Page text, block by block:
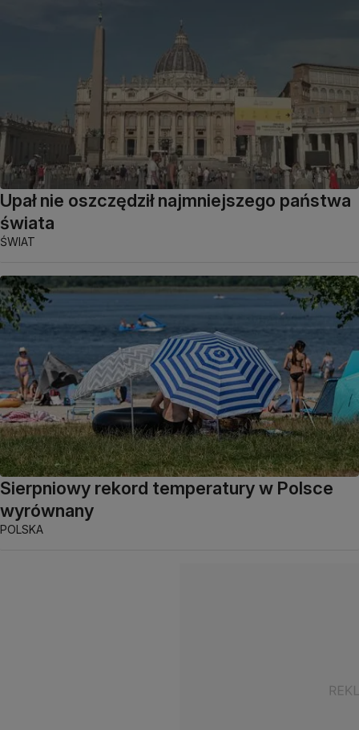
Upał nie oszczędził najmniejszego państwa
świata
ŚWIAT
Sierpniowy rekord temperatury w Polsce
wyrównany
POLSKA